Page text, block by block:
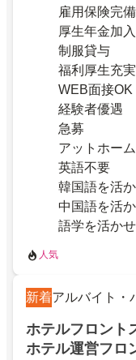
雇用保険完備
厚生年金加入
制服貸与
福利厚生充実
WEB面接OK
経験者優遇
急募
アットホーム
英語不要
韓国語を活
中国語を活
語学を活か
人気
新着アルバイト・
ホテルフロント
ホテル運営フロ